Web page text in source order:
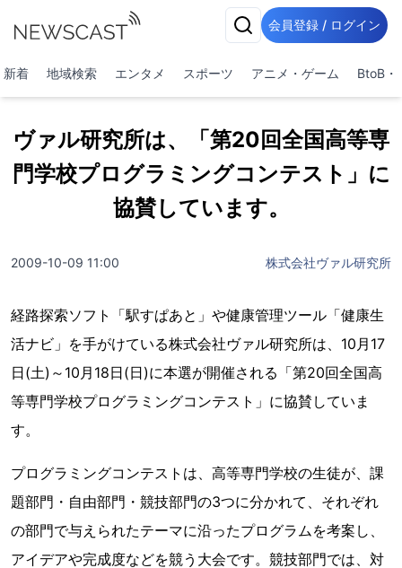
会員登録 / ログイン
新着 地域検索 エンタメ スポーツ アニメ・ゲーム BtoB・
ヴァル研究所は、「第20回全国高等専
門学校プログラミングコンテスト」に
協賛しています。
2009-10-09 11:00 株式会社ヴァル研究所
経路探索ソフト「駅すぱあと」や健康管理ツール「健康生
活ナビ」を手がけている株式会社ヴァル研究所は、10月17
日(土)～10月18日(日)に本選が開催される「第20回全国高
等専門学校プログラミングコンテスト」に協賛していま
す。
プログラミングコンテストは、高等専門学校の生徒が、課
題部門・自由部門・競技部門の3つに分かれて、それぞれ
の部門で与えられたテーマに沿ったプログラムを考案し、
アイデアや完成度などを競う大会です。競技部門では、対